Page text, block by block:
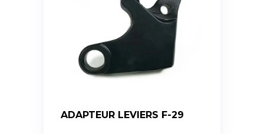
ADAPTEUR LEVIERS F-29